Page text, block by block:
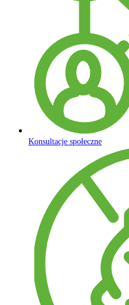
Konsultacje społeczne